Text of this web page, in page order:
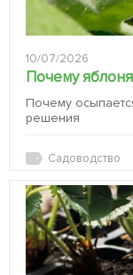
10/07/2026
Почему
Почему
решения
Садоводство